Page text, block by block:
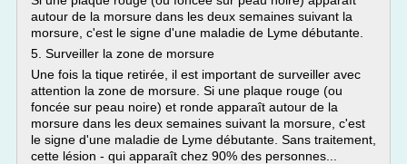
autour de la morsure dans les deux semaines suivant la
morsure, c'est le signe d'une maladie de Lyme débutante.
5. Surveiller la zone de morsure
Une fois la tique retirée, il est important de surveiller avec
attention la zone de morsure. Si une plaque rouge (ou
foncée sur peau noire) et ronde apparaît autour de la
morsure dans les deux semaines suivant la morsure, c'est
le signe d'une maladie de Lyme débutante. Sans traitement,
cette lésion - qui apparaît chez 90% des personnes...